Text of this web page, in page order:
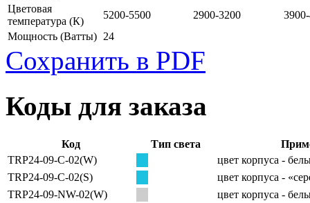
Цветовая
температура (К)
5200-5500 2900-3200
Мощность (Ватты) 24
Сохранить в PDF
Коды для заказа
Код Тип света
TRP24-09-C-02(W)
цвет корпуса -
TRP24-09-C-02(S)
цвет корпуса -
TRP24-09-NW-02(W)
цвет корпуса -